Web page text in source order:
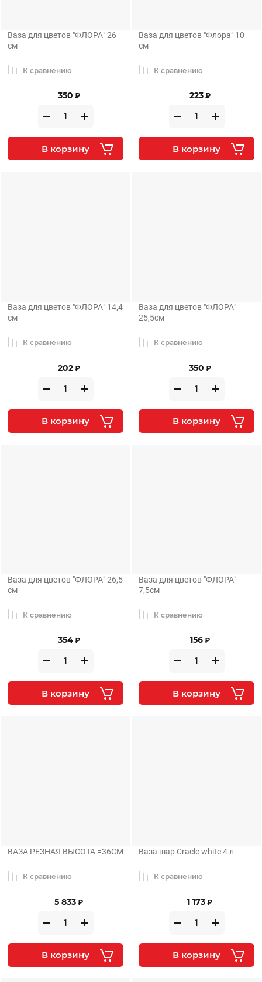
Ваза для цветов "ФЛОРА" 26
см
350 ₽
К сравнению
В корзину
Ваза для цветов "Флора" 10
см
223 ₽
К сравнению
В корзину
Ваза для цветов "ФЛОРА" 14,4
см
202 ₽
К сравнению
В корзину
Ваза для цветов "ФЛОРА"
25,5см
350 ₽
К сравнению
В корзину
Ваза для цветов "ФЛОРА" 26,5
см
354 ₽
К сравнению
В корзину
Ваза для цветов "ФЛОРА"
7,5см
156 ₽
К сравнению
В корзину
ВАЗА РЕЗНАЯ ВЫСОТА =36СМ
5 833 ₽
К сравнению
В корзину
Ваза шар Сracle white 4 л
1 173 ₽
К сравнению
В корзину